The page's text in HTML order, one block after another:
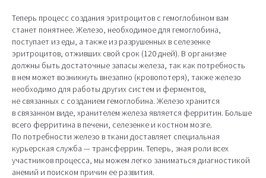
Теперь процесс создания эритроцитов с гемоглобином вам
станет понятнее. Железо, необходимое для гемоглобина,
поступает из еды, а также из разрушенных в селезенке
эритроцитов, отживших свой срок (120 дней). В организме
должны быть достаточные запасы железа, так как потребность
в нем может возникнуть внезапно (кровопотеря), также железо
необходимо для работы других систем и ферментов,
не связанных с созданием гемоглобина. Железо хранится
в связанном виде, хранителем железа является ферритин. Больше
всего ферритина в печени, селезенке и костном мозге.
По потребности железо в ткани доставляет специальная
курьерская служба — трансферрин. Теперь, зная роли всех
участников процесса, мы можем легко заниматься диагностикой
анемий и поиском причин ее развития.